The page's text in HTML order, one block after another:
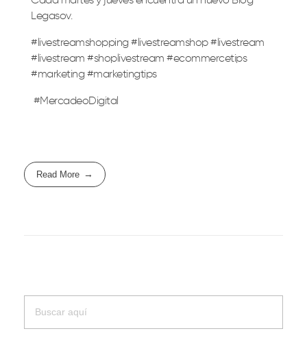
Legasov.
#livestreamshopping #livestreamshop #livestream
#livestream #shoplivestream #ecommercetips
#marketing #marketingtips
#MercadeoDigital
Read More